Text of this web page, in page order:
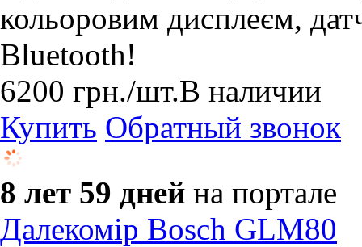
кольоровим дисплеєм,
Bluetooth!
6200 грн./шт.В наличии
Купить Обратный звонок
8 лет 59 дней на портале
Далекомір Bosch GLM80